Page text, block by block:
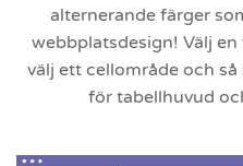
alternerande färger
webbplatsdesign! Välj
välj ett cellområde och
för tabellhuvud